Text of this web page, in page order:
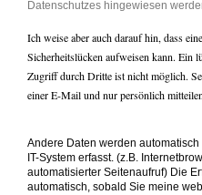
Datenschutzes hingewiesen
Ich weise aber auch darauf hin, dass
Sicherheitslücken aufweisen kann. Ein
Zugriff durch Dritte ist nicht möglich.
einer E-Mail und nur persönlich
Andere Daten werden
IT-System erfasst. (z.B.
automatisierter Seitenaufruf) Die
automatisch, sobald Sie meine